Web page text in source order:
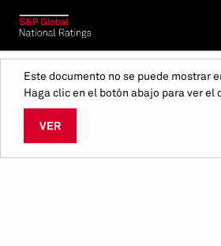
Este documento no se puede mostrar
Haga clic en el botón abajo para ver el
VER